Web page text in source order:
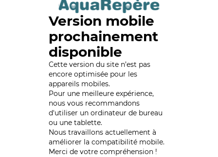
Version mobile
prochainement
disponible
Cette version du site n’est pas
encore optimisée pour les
appareils mobiles.
Pour une meilleure expérience,
nous vous recommandons
d'utiliser un ordinateur de bureau
ou une tablette.
Nous travaillons actuellement à
améliorer la compatibilité mobile.
Merci de votre compréhension !